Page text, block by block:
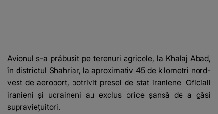
Avionul s-a prăbuşit pe terenuri agricole, la Khalaj Abad,
în districtul Shahriar, la aproximativ 45 de kilometri nord-
vest de aeroport, potrivit presei de stat iraniene. Oficiali
iranieni şi ucraineni au exclus orice şansă de a găsi
supravieţuitori.